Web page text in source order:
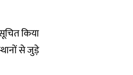
किया
से जुड़े